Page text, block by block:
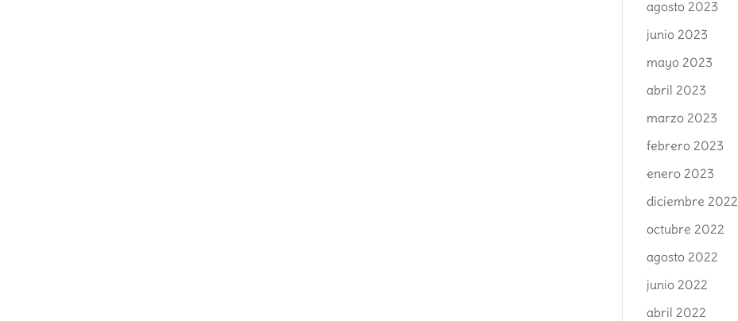
agosto 2023
junio 2023
mayo 2023
abril 2023
marzo 2023
febrero 2023
enero 2023
diciembre 2022
octubre 2022
agosto 2022
junio 2022
abril 2022